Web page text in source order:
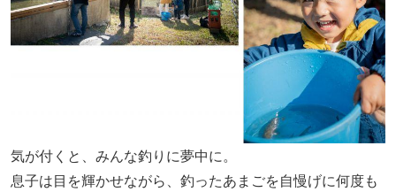
気が付くと、みんな釣りに夢中に。
息子は目を輝かせながら、釣ったあまごを自慢げに何度も